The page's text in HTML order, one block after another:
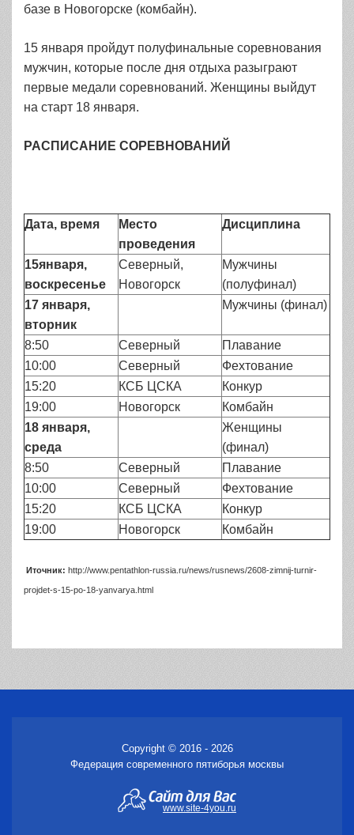
базе в Новогорске (комбайн).
15 января пройдут полуфинальные соревнования
мужчин, которые после дня отдыха разыграют
первые медали соревнований. Женщины выйдут
на старт 18 января.
РАСПИСАНИЕ СОРЕВНОВАНИЙ
Дата, время
Место
проведения
Дисциплина
15января,
воскресенье
Северный,
Новогорск
Мужчины
(полуфинал)
17 января,
вторник
Мужчины (финал)
8:50 Северный
Плавание
10:00
Северный
Фехтование
15:20
КСБ ЦСКА
Конкур
19:00
Новогорск
Комбайн
18 января,
среда
Женщины
(финал)
8:50
Северный
Плавание
10:00
Северный
Фехтование
15:20
КСБ ЦСКА
Конкур
19:00
Новогорск Комбайн
Иточник: http://www.pentathlon-russia.ru/news/rusnews/2608-zimnij-turnir-
projdet-s-15-po-18-yanvarya.html
Copyright © 2016 - 2026
Федерация современного пятиборья москвы
www.site-4you.ru